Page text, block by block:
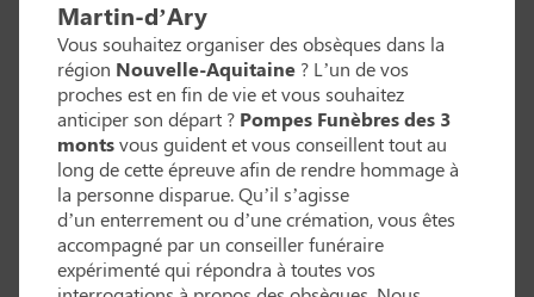
Martin-d’Ary
Vous souhaitez organiser des obsèques dans la
région Nouvelle-Aquitaine ? L’un de vos
proches est en fin de vie et vous souhaitez
anticiper son départ ? Pompes Funèbres des 3
montsvous guident et vous conseillent tout au
long de cette épreuve afin de rendre hommage à
la personne disparue. Qu’il s’agisse
d’un enterrement ou d’une crémation, vous êtes
accompagné par un conseiller funéraire
expérimenté qui répondra à toutes vos